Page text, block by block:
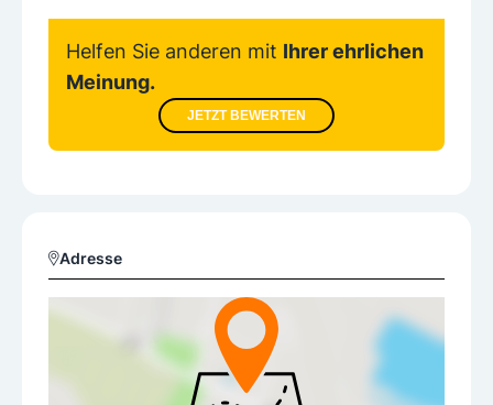
Helfen Sie anderen mit Ihrer ehrlichen
Meinung.
JETZT BEWERTEN
Adresse